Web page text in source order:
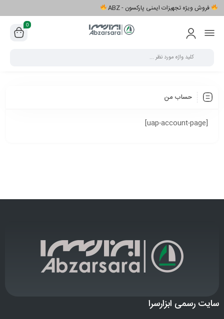
فروش ویژه تجهیزات ایمنی پارکسون - ABZ
0
حساب من
[uap-account-page]
سایت رسمی ابزارسرا